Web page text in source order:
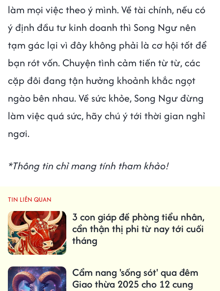
làm mọi việc theo ý mình. Về tài chính, nếu có
ý định đầu tư kinh doanh thì Song Ngư nên
tạm gác lại vì đây không phải là cơ hội tốt để
bạn rót vốn. Chuyện tình cảm tiến từ từ, các
cặp đôi đang tận hưởng khoảnh khắc ngọt
ngào bên nhau. Về sức khỏe, Song Ngư đừng
làm việc quá sức, hãy chú ý tới thời gian nghỉ
ngơi.
*Thông tin chỉ mang tính tham khảo!
TIN LIÊN QUAN
3 con giáp đề phòng tiểu nhân,
cẩn thận thị phi từ nay tới cuối
tháng
Cẩm nang 'sống sót' qua đêm
Giao thừa 2025 cho 12 cung